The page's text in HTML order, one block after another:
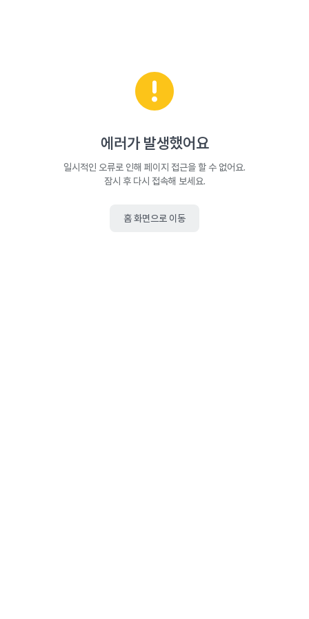
에러가 발생했어요
일시적인 오류로 인해 페이지 접근을 할 수 없어요.
잠시 후 다시 접속해 보세요.
홈 화면으로 이동